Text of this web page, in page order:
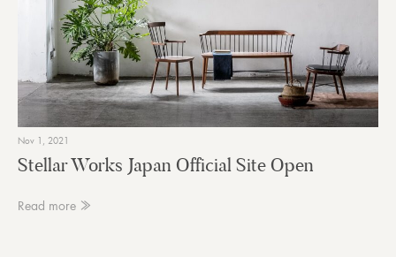
Nov 1, 2021
Stellar Works Japan Official Site Open
Read more ≫